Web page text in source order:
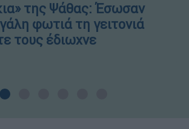
της Ψάθας: Έσωσαν
φωτιά τη γειτονιά
τους έδιωχνε